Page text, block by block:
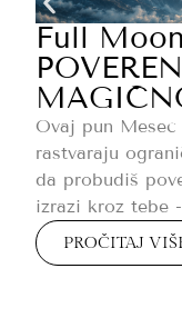
Full
Ovaj pun
rastvaraju
da probudiš
izrazi kroz tebe
PROČITAJ